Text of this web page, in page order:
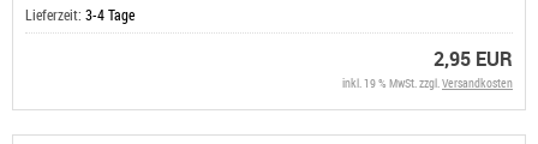
Lieferzeit: 3-4 Tage
2,95 EUR
inkl. 19 % MwSt. zzgl.Versandkosten